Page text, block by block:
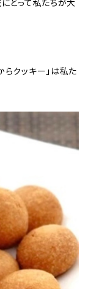
とって私たちが大
クッキー」は私た